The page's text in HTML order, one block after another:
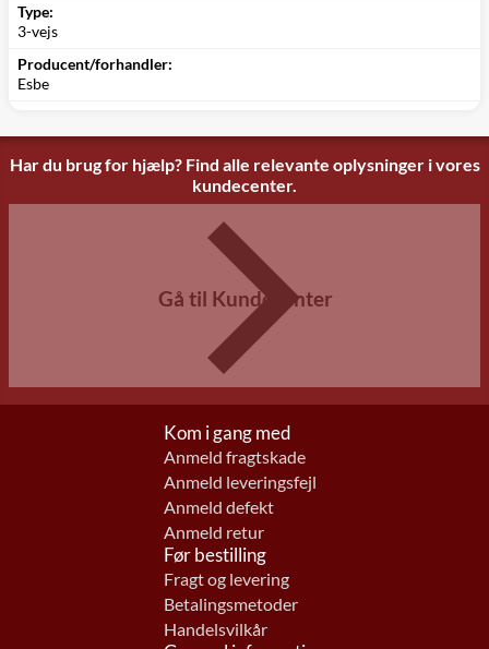
Type:
3-vejs
Producent/forhandler:
Esbe
Har du brug for hjælp? Find alle relevante oplysninger i vores
kundecenter.
Gå til Kundecenter
Kom i gang med
Anmeld fragtskade
Anmeld leveringsfejl
Anmeld defekt
Anmeld retur
Før bestilling
Fragt og levering
Betalingsmetoder
Handelsvilkår